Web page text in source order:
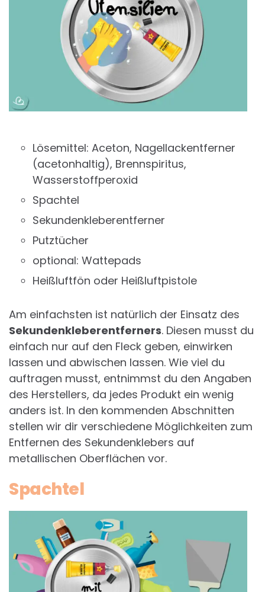
Lösemittel: Aceton, Nagellackentferner
(acetonhaltig), Brennspiritus,
Wasserstoffperoxid
Spachtel
Sekundenkleberentferner
Putztücher
optional: Wattepads
Heißluftfön oder Heißluftpistole
Am einfachsten ist natürlich der Einsatz des
Sekundenkleberentferners. Diesen musst du
einfach nur auf den Fleck geben, einwirken
lassen und abwischen lassen. Wie viel du
auftragen musst, entnimmst du den Angaben
des Herstellers, da jedes Produkt ein wenig
anders ist. In den kommenden Abschnitten
stellen wir dir verschiedene Möglichkeiten zum
Entfernen des Sekundenklebers auf
metallischen Oberflächen vor.
Spachtel